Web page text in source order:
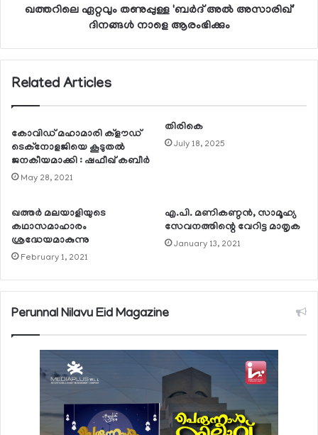
ഖത്തറിലെ ഏറ്റവും തണുപ്പുള്ള 'ബര്‍ദ് അല്‍ അസാരിഖ്'
ദിനങ്ങള്‍ നാളെ ആരംഭിക്കും
Related Articles
കോവിഡ് മഹാമാരി ക്‌ളൗഡ്
ടെക്‌നോളജിയെ കൂടുതല്‍
ജനകീയമാക്കി : ഷഫീഖ് കബീര്‍
May 28, 2021
തിരികെ
July 18, 2025
ഖത്തര്‍ മലയാളിയുടെ
കഥാസമാഹാരം
ശ്രദ്ധേയമാകുന്നു
February 1, 2021
എ.പി. മണികണ്ഠന്‍, സാമൂഹ്യ
സേവനത്തിന്റെ വേറിട്ട മാതൃക
January 13, 2021
Perunnal Nilavu Eid Magazine